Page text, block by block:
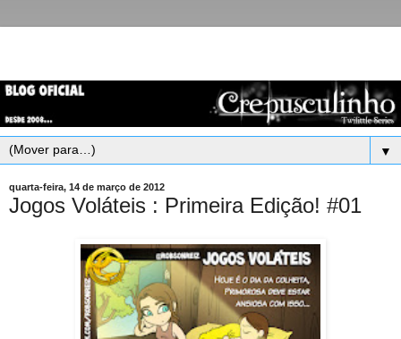
▼
quarta-feira, 14 de março de 2012
Jogos Voláteis : Primeira Edição! #01